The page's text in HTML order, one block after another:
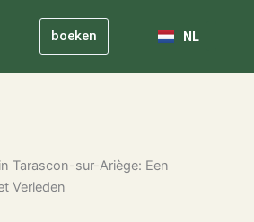
boeken NL
DE
Tarascon-sur-Ariège: Een
Verleden